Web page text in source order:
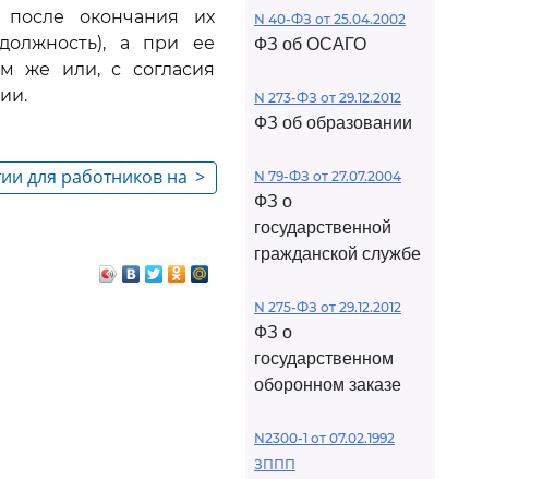
после окончания их
а при ее
же или, с согласия
>
для работников на
N 40-ФЗ от 25.04.2002
ФЗ об ОСАГО
N 273-ФЗ от 29.12.2012
ФЗ об образовании
N 79-ФЗ от 27.07.2004
ФЗ о
государственной
гражданской службе
N 275-ФЗ от 29.12.2012
ФЗ о
государственном
оборонном заказе
N2300-1 от 07.02.1992
ЗППП